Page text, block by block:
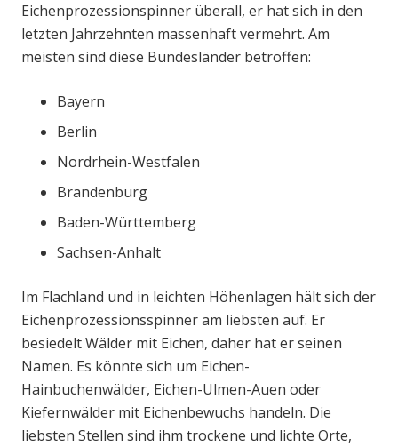
Eichenprozessionspinner überall, er hat sich in den
letzten Jahrzehnten massenhaft vermehrt. Am
meisten sind diese Bundesländer betroffen:
Bayern
Berlin
Nordrhein-Westfalen
Brandenburg
Baden-Württemberg
Sachsen-Anhalt
Im Flachland und in leichten Höhenlagen hält sich der
Eichenprozessionsspinner am liebsten auf. Er
besiedelt Wälder mit Eichen, daher hat er seinen
Namen. Es könnte sich um Eichen-
Hainbuchenwälder, Eichen-Ulmen-Auen oder
Kiefernwälder mit Eichenbewuchs handeln. Die
liebsten Stellen sind ihm trockene und lichte Orte,